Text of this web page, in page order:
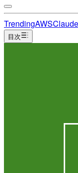
TrendingAWSClaude
目次